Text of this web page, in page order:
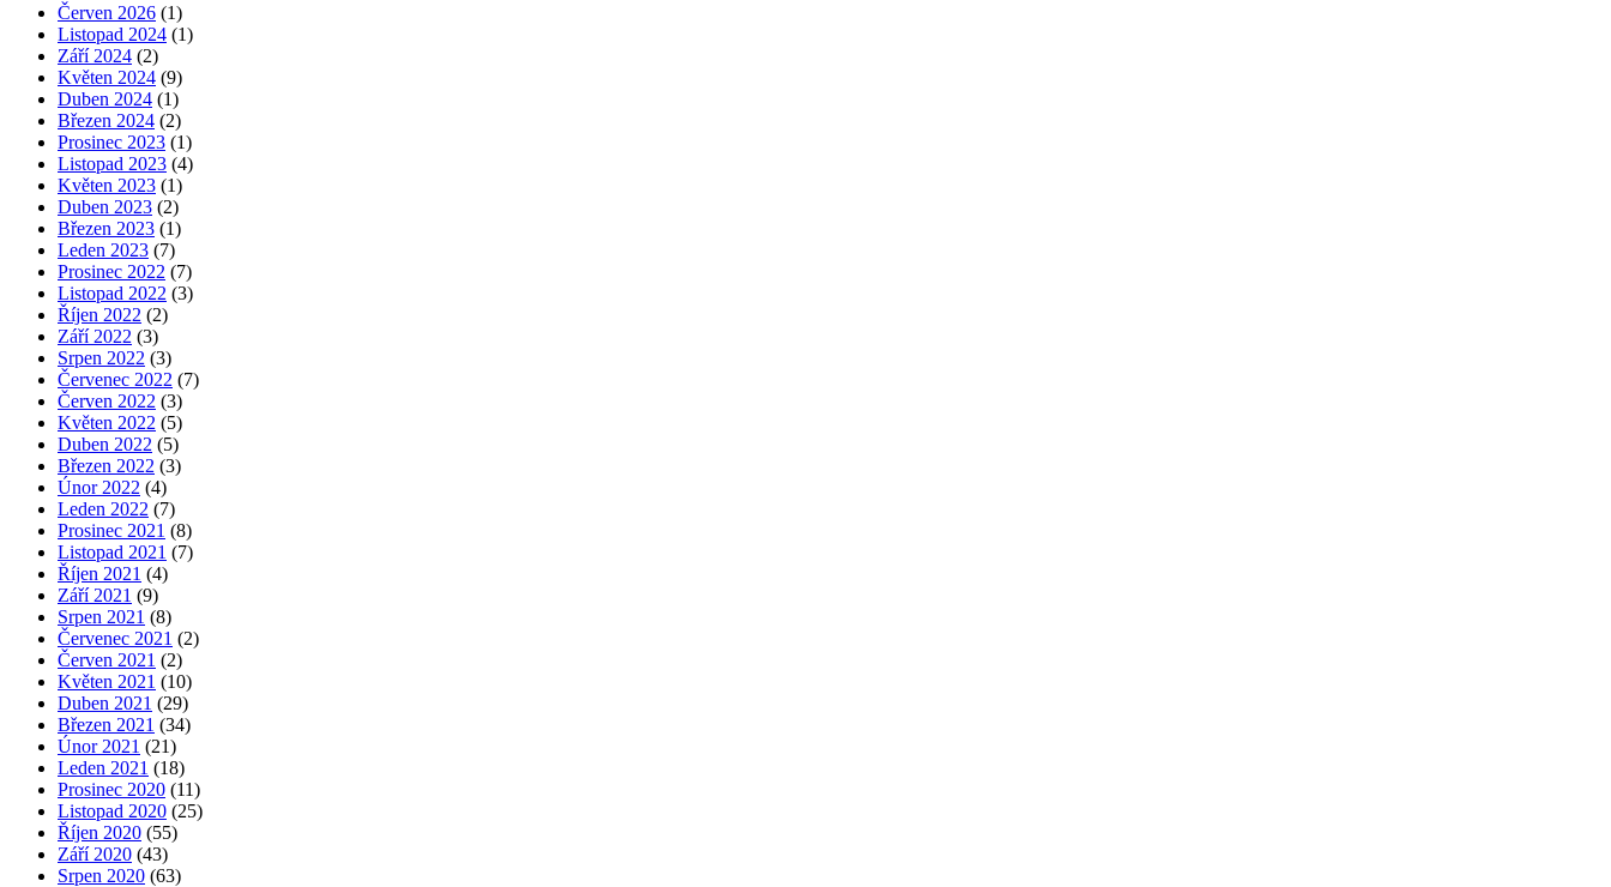
Červen 2026 (1)
Listopad 2024 (1)
Září 2024 (2)
Květen 2024 (9)
Duben 2024 (1)
Březen 2024 (2)
Prosinec 2023 (1)
Listopad 2023 (4)
Květen 2023 (1)
Duben 2023 (2)
Březen 2023 (1)
Leden 2023 (7)
Prosinec 2022 (7)
Listopad 2022 (3)
Říjen 2022 (2)
Září 2022 (3)
Srpen 2022 (3)
Červenec 2022 (7)
Červen 2022 (3)
Květen 2022 (5)
Duben 2022 (5)
Březen 2022 (3)
Únor 2022 (4)
Leden 2022 (7)
Prosinec 2021 (8)
Listopad 2021 (7)
Říjen 2021 (4)
Září 2021 (9)
Srpen 2021 (8)
Červenec 2021 (2)
Červen 2021 (2)
Květen 2021 (10)
Duben 2021 (29)
Březen 2021 (34)
Únor 2021 (21)
Leden 2021 (18)
Prosinec 2020 (11)
Listopad 2020 (25)
Říjen 2020 (55)
Září 2020 (43)
Srpen 2020 (63)